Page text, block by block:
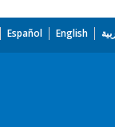
English
Español